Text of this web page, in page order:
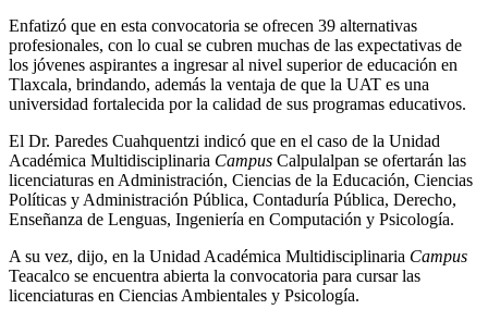
Enfatizó que en esta convocatoria se ofrecen 39 alternativas
profesionales, con lo cual se cubren muchas de las expectativas de
los jóvenes aspirantes a ingresar al nivel superior de educación en
Tlaxcala, brindando, además la ventaja de que la UAT es una
universidad fortalecida por la calidad de sus programas educativos.
El Dr. Paredes Cuahquentzi indicó que en el caso de la Unidad
Académica Multidisciplinaria Campus Calpulalpan se ofertarán las
licenciaturas en Administración, Ciencias de la Educación, Ciencias
Políticas y Administración Pública, Contaduría Pública, Derecho,
Enseñanza de Lenguas, Ingeniería en Computación y Psicología.
A su vez, dijo, en la Unidad Académica Multidisciplinaria Campus
Teacalco se encuentra abierta la convocatoria para cursar las
licenciaturas en Ciencias Ambientales y Psicología.